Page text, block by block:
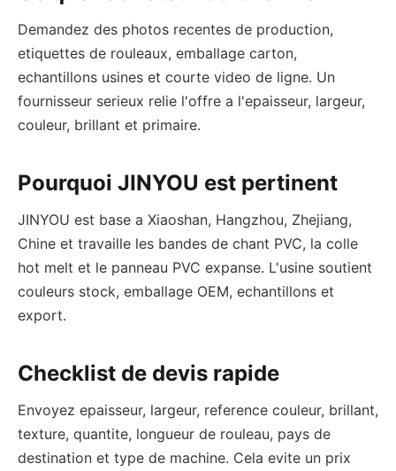
Demandez des photos recentes de production,
etiquettes de rouleaux, emballage carton,
echantillons usines et courte video de ligne. Un
fournisseur serieux relie l'offre a l'epaisseur, largeur,
couleur, brillant et primaire.
Pourquoi JINYOU est pertinent
JINYOU est base a Xiaoshan, Hangzhou, Zhejiang,
Chine et travaille les bandes de chant PVC, la colle
hot melt et le panneau PVC expanse. L'usine soutient
couleurs stock, emballage OEM, echantillons et
export.
Checklist de devis rapide
Envoyez epaisseur, largeur, reference couleur, brillant,
texture, quantite, longueur de rouleau, pays de
destination et type de machine. Cela evite un prix